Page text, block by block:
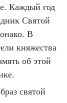
Каждый год
Святой
В
княжества
об этой
святой